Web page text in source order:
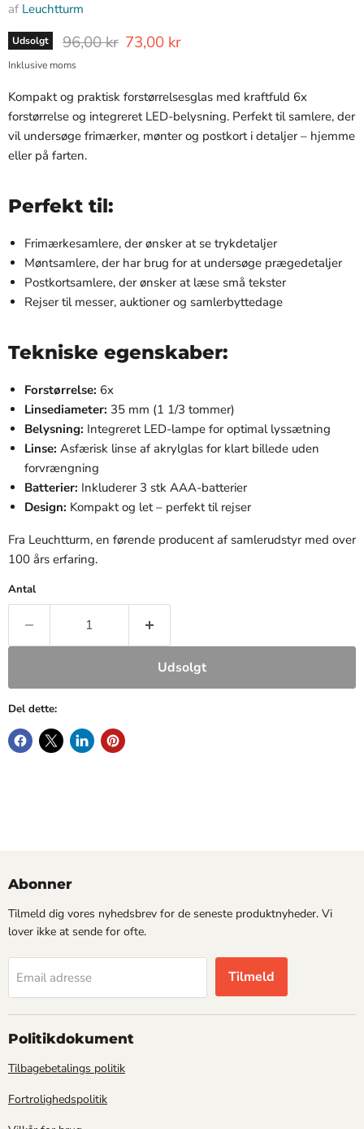
af Leuchtturm
Udsolgt Normal pris
96,00 kr Nuværende pris
73,00 kr
Inklusive moms
Kompakt og praktisk forstørrelsesglas med kraftfuld 6x
forstørrelse og integreret LED-belysning. Perfekt til samlere, der
vil undersøge frimærker, mønter og postkort i detaljer – hjemme
eller på farten.
Perfekt til:
Frimærkesamlere, der ønsker at se trykdetaljer
Møntsamlere, der har brug for at undersøge prægedetaljer
Postkortsamlere, der ønsker at læse små tekster
Rejser til messer, auktioner og samlerbyttedage
Tekniske egenskaber:
Forstørrelse: 6x
Linsediameter: 35 mm (1 1/3 tommer)
Belysning: Integreret LED-lampe for optimal lyssætning
Linse: Asfærisk linse af akrylglas for klart billede uden
forvrængning
Batterier: Inkluderer 3 stk AAA-batterier
Design: Kompakt og let – perfekt til rejser
Fra Leuchtturm, en førende producent af samlerudstyr med over
100 års erfaring.
Antal
Udsolgt
Del dette:
Abonner
Tilmeld dig vores nyhedsbrev for de seneste produktnyheder. Vi
lover ikke at sende for ofte.
Email adresse Tilmeld
Politikdokument
Tilbagebetalings politik
Fortrolighedspolitik